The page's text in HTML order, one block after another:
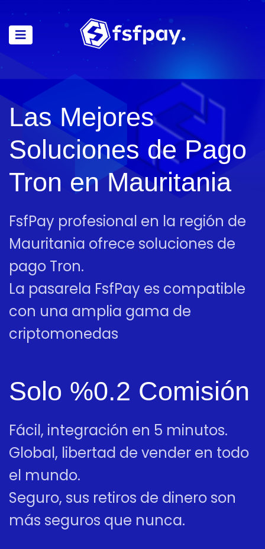
Las Mejores
Soluciones de Pago
Tron en Mauritania
FsfPay profesional en la región de
Mauritania ofrece soluciones de
pago Tron.
La pasarela FsfPay es compatible
con una amplia gama de
criptomonedas
Solo %0.2 Comisión
Fácil, integración en 5 minutos.
Global, libertad de vender en todo
el mundo.
Seguro, sus retiros de dinero son
más seguros que nunca.